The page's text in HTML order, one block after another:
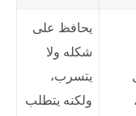
يحافظ على
شكله ولا
يتسرب،
ولكنه يتطلب